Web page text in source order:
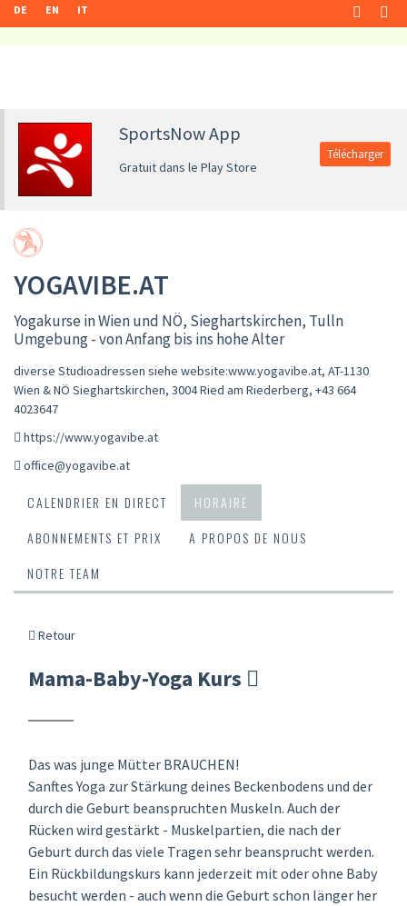
DE EN IT
SportsNow App
Gratuit dans le Play Store
Télécharger
YOGAVIBE.AT
Yogakurse in Wien und NÖ, Sieghartskirchen, Tulln
Umgebung - von Anfang bis ins hohe Alter
diverse Studioadressen siehe website:www.yogavibe.at, AT-1130
Wien & NÖ Sieghartskirchen, 3004 Ried am Riederberg, +43 664
4023647
https://www.yogavibe.at
office@yogavibe.at
CALENDRIER EN DIRECT
HORAIRE
ABONNEMENTS ET PRIX
A PROPOS DE NOUS
NOTRE TEAM
Retour
Mama-Baby-Yoga Kurs
Das was junge Mütter BRAUCHEN!
Sanftes Yoga zur Stärkung deines Beckenbodens und der
durch die Geburt beanspruchten Muskeln. Auch der
Rücken wird gestärkt - Muskelpartien, die nach der
Geburt durch das viele Tragen sehr beansprucht werden.
Ein Rückbildungskurs kann jederzeit mit oder ohne Baby
besucht werden - auch wenn die Geburt schon länger her